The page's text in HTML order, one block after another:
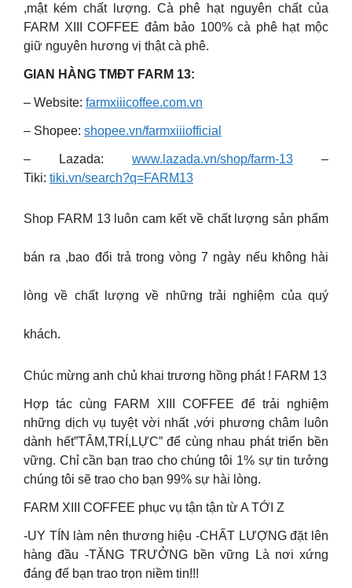
,mật kém chất lượng. Cà phê hạt nguyên chất của
FARM XIII COFFEE đảm bảo 100% cà phê hạt mộc
giữ nguyên hương vị thật cà phê.
GIAN HÀNG TMĐT FARM 13:
– Website: farmxiiicoffee.com.vn
– Shopee: shopee.vn/farmxiiiofficial
– Lazada: www.lazada.vn/shop/farm-13 –
Tiki: tiki.vn/search?q=FARM13
Shop FARM 13 luôn cam kết về chất lượng sản phẩm
bán ra ,bao đổi trả trong vòng 7 ngày nếu không hài
lòng về chất lượng về những trải nghiệm của quý
khách.
Chúc mừng anh chủ khai trương hồng phát ! FARM 13
Hợp tác cùng FARM XIII COFFEE để trải nghiệm
những dịch vụ tuyệt vời nhất ,với phương châm luôn
dành hết”TÂM,TRÍ,LỰC” để cùng nhau phát triển bền
vững. Chỉ cần bạn trao cho chúng tôi 1% sự tin tưởng
chúng tôi sẽ trao cho bạn 99% sự hài lòng.
FARM XIII COFFEE phục vụ tận tận từ A TỚI Z
-UY TÍN làm nên thương hiệu -CHẤT LƯỢNG đặt lên
hàng đầu -TĂNG TRƯỞNG bền vững Là nơi xứng
đáng để bạn trao trọn niềm tin!!!